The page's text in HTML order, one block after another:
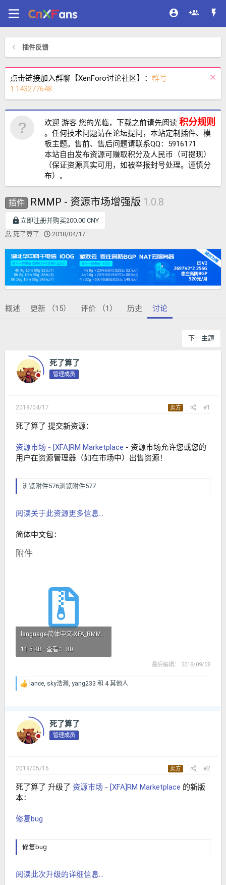
插件反馈
点击链接加入群聊【XenForo讨论社区】： 群号
1:143277648
欢迎 游客 您的光临，下载之前请先阅读 积分规则
。任何技术问题请在论坛提问，本站定制插件、模
板主题。售前、售后问题请联系QQ：5916171
本站自由发布资源可赚取积分及人民币（可提现）
（保证资源真实可用，如被举报封号处理。谨慎分
布）。
插件 RMMP - 资源市场增强版 1.0.8
立即注册并购买200.00 CNY
主
发
起
人
死了算了
开
时
间
2018/04/17
概述 更新 （15） 评价 （1） 历史 讨论
下一主题
死了算了
管理成员
2018/04/17 卖方 #1
死了算了 提交新资源：
资源市场 - [XFA]RM Marketplace - 资源市场允许您或您的
用户在资源管理器（如在市场中）出售资源！
浏览附件576浏览附件577
阅读关于此资源更多信息...
简体中文包：
附件
language-简体中文-XFA_RMMarketplace.xml(1).zip
11.5 KB · 查看： 80
最后编辑： 2018/09/08
反
lance sky浩瀚 yang233 和 4 其他人
死了算了
管理成员
2018/05/16 卖方 #2
死了算了 升级了 资源市场 - [XFA]RM Marketplace 的新版
本：
修复bug
修复bug
阅读此次升级的详细信息...